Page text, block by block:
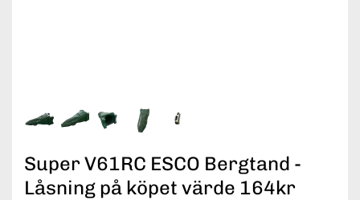
Super V61RC ESCO Bergtand -
Låsning på köpet värde 164kr